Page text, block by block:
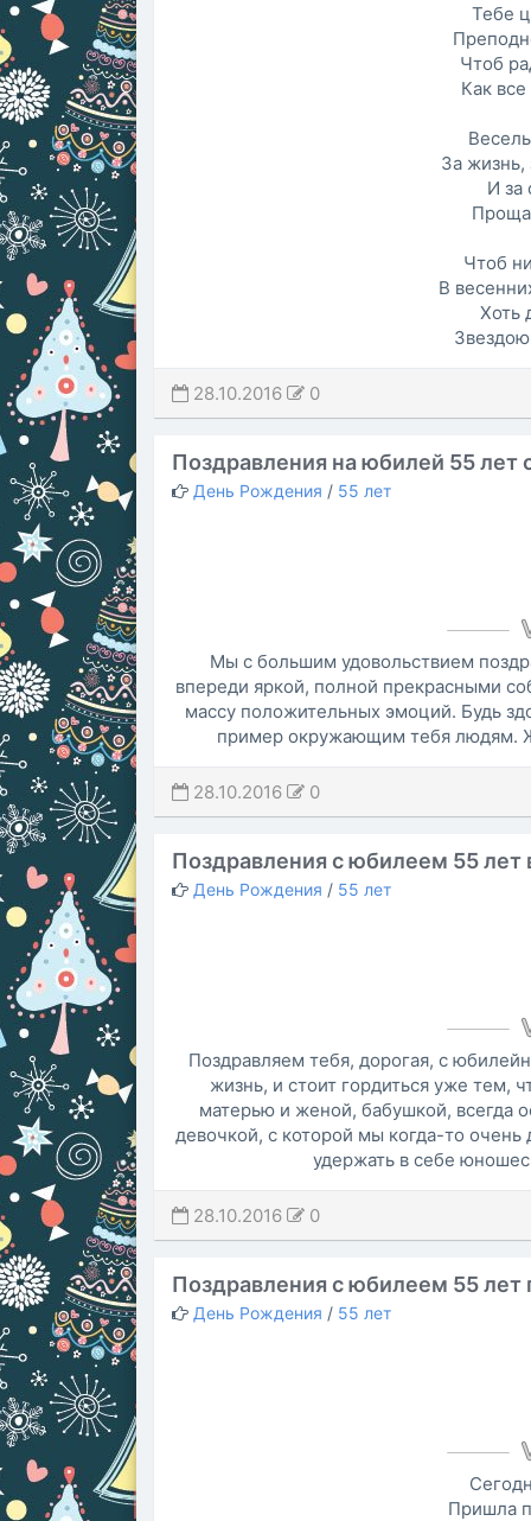
Тебе
Чтоб
Как
За жизнь,
И за
Чтоб
В
Хоть
28.10.2016 0
Поздравления на юбилей 55 лет
День Рождения / 55 лет
Мы с большим удовольствием
впереди яркой, полной прекрасными
массу положительных эмоций. Будь
пример окружающим тебя людям.
28.10.2016 0
Поздравления с юбилеем 55 лет
День Рождения / 55 лет
Поздравляем тебя, дорогая, с
жизнь, и стоит гордиться уже тем,
матерью и женой, бабушкой, всегда
девочкой, с которой мы когда-то
удержать в себе
28.10.2016 0
Поздравления с юбилеем 55 лет
День Рождения / 55 лет
Пришла